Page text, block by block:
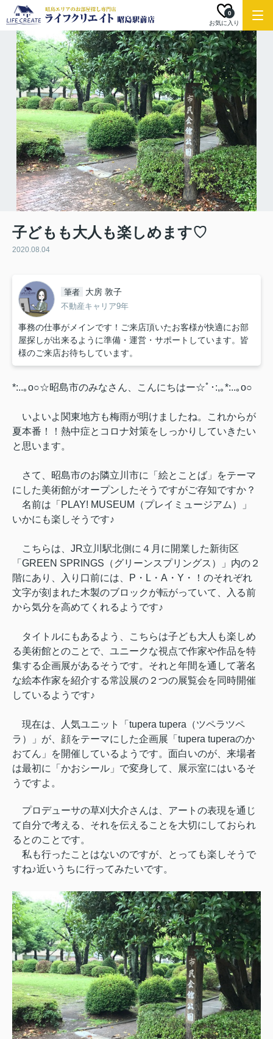
お気に入り
0
子どもも大人も楽しめます♡
2020.08.04
筆者 大房 敦子
不動産キャリア9年
事務の仕事がメインです！ご来店頂いたお客様が快適にお部
屋探しが出来るように準備・運営・サポートしています。皆
様のご来店お待ちしています。
*:..｡o○☆昭島市のみなさん、こんにちはー☆ﾟ･:,｡*:..｡o○
いよいよ関東地方も梅雨が明けましたね。これからが
夏本番！！熱中症とコロナ対策をしっかりしていきたい
と思います。
さて、昭島市のお隣立川市に「絵とことば」をテーマ
にした美術館がオープンしたそうですがご存知ですか？
名前は「PLAY! MUSEUM（プレイミュージアム）」
いかにも楽しそうです♪
こちらは、JR立川駅北側に４月に開業した新街区
「GREEN SPRINGS（グリーンスプリングス）」内の２
階にあり、入り口前には、P・L・A・Y・！のそれぞれ
文字が刻まれた木製のブロックが転がっていて、入る前
から気分を高めてくれるようです♪
タイトルにもあるよう、こちらは子ども大人も楽しめ
る美術館とのことで、ユニークな視点で作家や作品を特
集する企画展があるそうです。それと年間を通して著名
な絵本作家を紹介する常設展の２つの展覧会を同時開催
しているようです♪
現在は、人気ユニット「tupera tupera（ツペラツペ
ラ）」が、顔をテーマにした企画展「tupera tuperaのか
おてん」を開催しているようです。面白いのが、来場者
は最初に「かおシール」で変身して、展示室にはいるそ
うですよ。
プロデューサの草刈大介さんは、アートの表現を通じ
て自分で考える、それを伝えることを大切にしておられ
るとのことです。
私も行ったことはないのですが、とっても楽しそうで
すね♪近いうちに行ってみたいです。